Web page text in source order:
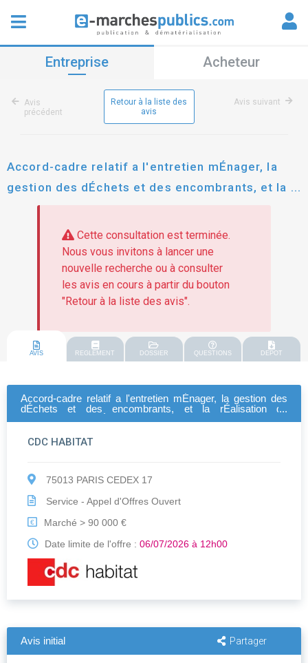
Entreprise Acheteur
Avis
précédent
Retour à la liste des
avis
Avis suivant
Accord-cadre relatif a l'entretien mÉnager, la
gestion des dÉchets et des encombrants, et la
rÉalisation de prestations complÉmentaires
Cette consultation est terminée.
Nous vous invitons à lancer une
nouvelle recherche ou à consulter
les avis en cours à partir du bouton
"Retour à la liste des avis".
AVIS REGLEMENT DOSSIER QUESTIONS DEPOT
Accord-cadre relatif a l'entretien mÉnager, la gestion des
dÉchets et des encombrants, et la rÉalisation de
CDC HABITAT
75013 PARIS CEDEX 17
Service - Appel d'Offres Ouvert
€
Marché > 90 000 €
Date limite de l'offre : 06/07/2026 à 12h00
Avis initial Partager